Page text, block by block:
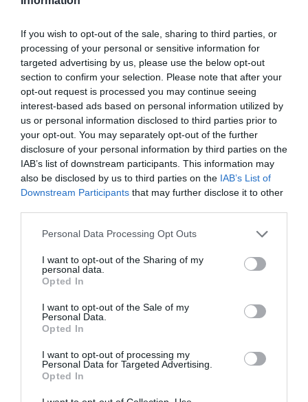
If you wish to opt-out of the sale, sharing to third parties, or
processing of your personal or sensitive information for
targeted advertising by us, please use the below opt-out
section to confirm your selection. Please note that after your
opt-out request is processed you may continue seeing
interest-based ads based on personal information utilized by
us or personal information disclosed to third parties prior to
your opt-out. You may separately opt-out of the further
disclosure of your personal information by third parties on the
IAB’s list of downstream participants. This information may
also be disclosed by us to third parties on the IAB’s List of
Downstream Participants that may further disclose it to other
Personal Data Processing Opt Outs
I want to opt-out of the Sharing of my
personal data.
Opted In
I want to opt-out of the Sale of my
Personal Data.
Opted In
I want to opt-out of processing my
Personal Data for Targeted Advertising.
Opted In
opérer plus de 3 200 vols quotidiens sur plus de 950
Shanghai, Pékin, Xi’an, Kunming et Chengdu.
Après plusieurs années chahutées, la compagnie a vu
ses capacités internationales croître nettement en 2025,
avec une hausse de plus de 13% de son offre de sièges
sur l’international, contre une quasi‑stagnation sur le
domestique, témoignant d’un recentrage sur les liaisons
long‑courriers et régionales à plus forte valeur ajoutée.
L’ouverture de lignes comme Xi’an–Vienne s’inscrit dans
cette stratégie d’« Air Silk Road », consistant à recréer par
les airs un réseau de routes de la soie entre la Chine et
l’Europe, le Moyen‑Orient, l’Afrique et l’Océanie.